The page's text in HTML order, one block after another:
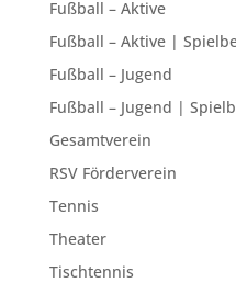
Fußball – Aktive
Fußball – Aktive |
Fußball – Jugend
Fußball – Jugend |
Gesamtverein
RSV Förderverein
Tennis
Theater
Tischtennis